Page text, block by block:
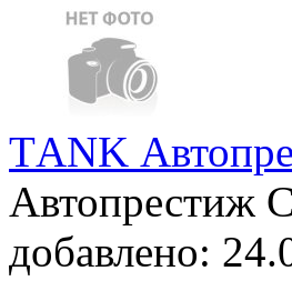
ТANK
Автопрестиж
добавлено: